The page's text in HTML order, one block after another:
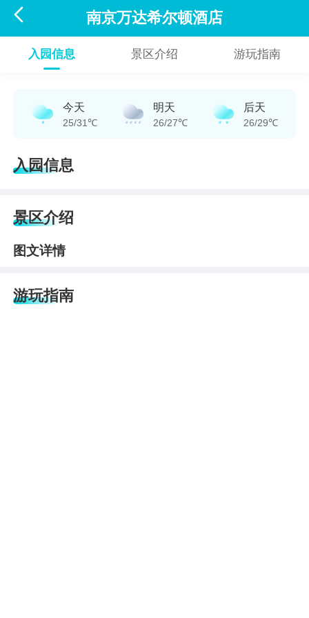
 南京万达希尔顿酒店
入园信息 景区介绍 游玩指南
今天
25/31℃
明天
26/27℃
后天
26/29℃
入园信息
景区介绍
图文详情
游玩指南